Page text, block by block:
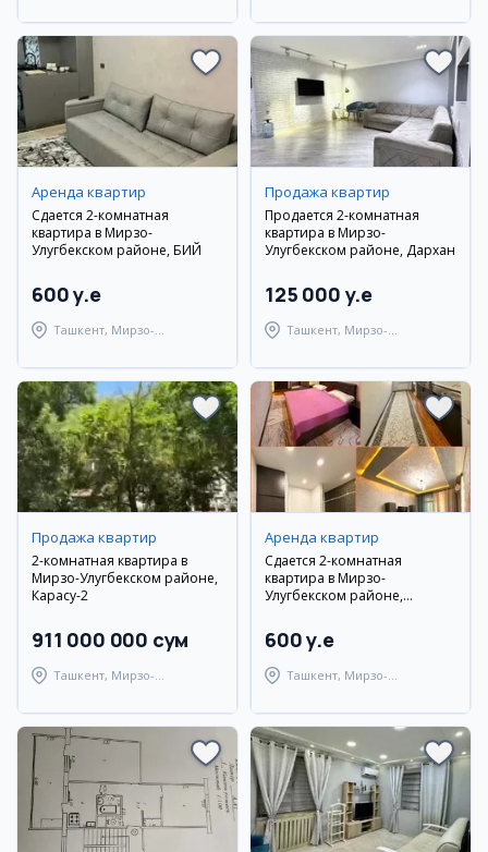
Аренда квартир
Сдается 2-комнатная
квартира в Мирзо-
Улугбекском районе, БИЙ
600 y.e
Ташкент, Мирзо-
Продажа квартир
Продается 2-комнатная
квартира в Мирзо-
Улугбекском районе, Дархан
125 000 y.e
Ташкент, Мирзо-
Продажа квартир
2-комнатная квартира в
Мирзо-Улугбекском районе,
Карасу-2
911 000 000 сум
Ташкент, Мирзо-
Аренда квартир
Сдается 2-комнатная
квартира в Мирзо-
Улугбекском районе,
600 y.e
Ташкент, Мирзо-